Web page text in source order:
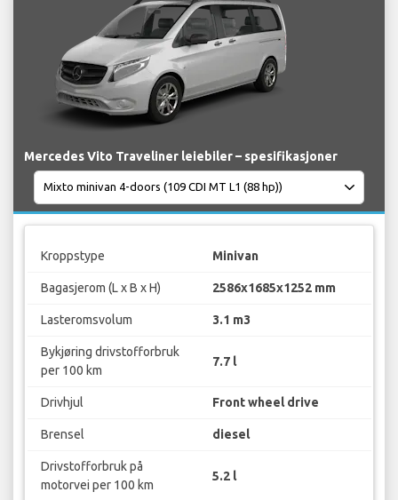
Mercedes Vito Traveliner leiebiler – spesifikasjoner
Kroppstype Minivan
Bagasjerom (L x B x H) 2586x1685x1252 mm
Lasteromsvolum 3.1 m3
Bykjøring drivstofforbruk
per 100 km
7.7 l
Drivhjul Front wheel drive
Brensel diesel
Drivstofforbruk på
motorvei per 100 km
5.2 l